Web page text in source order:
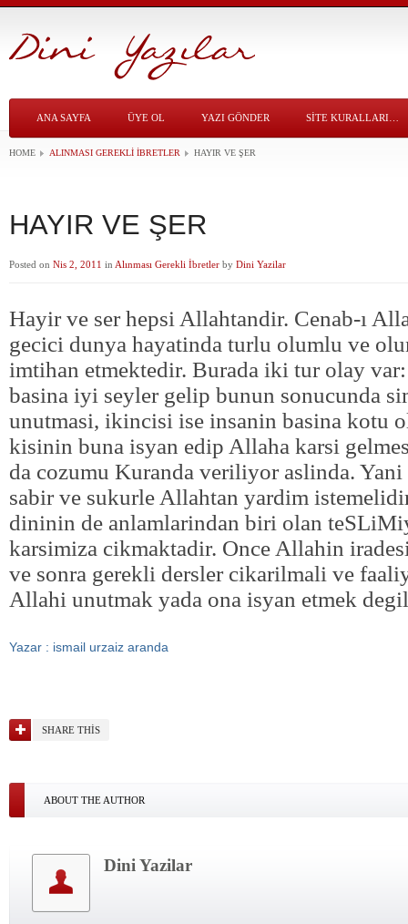
ANA SAYFA ÜYE OL YAZI GÖNDER SITE KURALLARI…
HOME ALINMASI GEREKLI İBRETLER HAYIR VE ŞER
HAYIR VE ŞER
Posted on Nis 2, 2011 in Alınması Gerekli İbretler by Dini Yazilar
Hayir ve ser hepsi Allahtandir. Cenab-ı
gecici dunya hayatinda turlu olumlu ve
imtihan etmektedir. Burada iki tur olay
basina iyi seyler gelip bunun sonucunda
unutmasi, ikincisi ise insanin basina kotu
kisinin buna isyan edip Allaha karsi
da cozumu Kuranda veriliyor aslinda.
sabir ve sukurle Allahtan yardim
dininin de anlamlarindan biri olan
karsimiza cikmaktadir. Once Allahin
ve sonra gerekli dersler cikarilmali ve
Allahi unutmak yada ona isyan etmek
Yazar : ismail urzaiz aranda
SHARE THIS
ABOUT THE AUTHOR
Dini Yazilar